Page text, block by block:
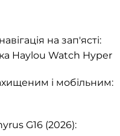
на зап'ясті:
Haylou Watch Hyper
і мобільним:
G16 (2026):